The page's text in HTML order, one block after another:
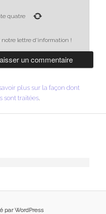
quatre
lettre d'information !
plus sur la façon dont
sont traitées.
par WordPress